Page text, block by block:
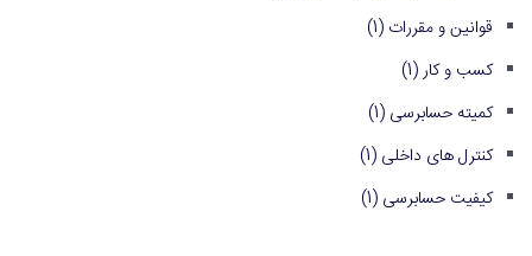
قوانین و مقررات (1)
کسب و کار(1)
کمیته حسابرسی (1)
کنترل های داخلی (1)
کیفیت حسابرسی (1)